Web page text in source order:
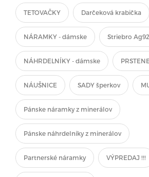
TETOVAČKY Darčeková krabička
NÁRAMKY - dámske Striebro
NÁHRDELNÍKY - dámske PRSTENE
NÁUŠNICE SADY šperkov
Pánske náramky z minerálov
Pánske náhrdelníky z minerálov
Partnerské náramky VÝPREDAJ !!!